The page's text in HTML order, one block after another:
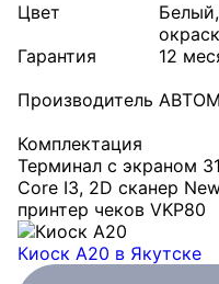
Цвет
Гарантия
12
Производитель
Комплектация
Терминал с экраном
Core I3, 2D сканер
принтер чеков VKP80
Киоск А20 в Якутске